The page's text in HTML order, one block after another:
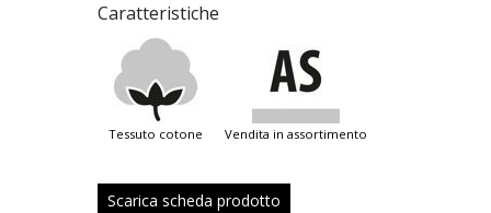
Caratteristiche
tessuto cotone vendita in assortimento
Scarica scheda prodotto